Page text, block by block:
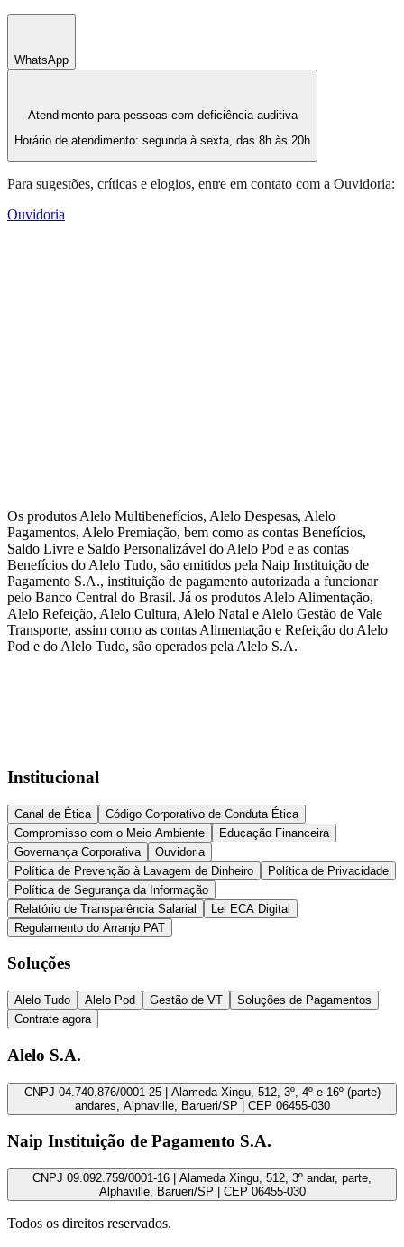
WhatsApp
Atendimento para pessoas com deficiência auditiva
Horário de atendimento: segunda à sexta, das 8h às 20h
Para sugestões, críticas e elogios, entre em contato com a Ouvidoria:
Ouvidoria
Os produtos Alelo Multibenefícios, Alelo Despesas, Alelo
Pagamentos, Alelo Premiação, bem como as contas Benefícios,
Saldo Livre e Saldo Personalizável do Alelo Pod e as contas
Benefícios do Alelo Tudo, são emitidos pela Naip Instituição de
Pagamento S.A., instituição de pagamento autorizada a funcionar
pelo Banco Central do Brasil. Já os produtos Alelo Alimentação,
Alelo Refeição, Alelo Cultura, Alelo Natal e Alelo Gestão de Vale
Transporte, assim como as contas Alimentação e Refeição do Alelo
Pod e do Alelo Tudo, são operados pela Alelo S.A.
Institucional
Canal de Ética
Código Corporativo de Conduta Ética
Compromisso com o Meio Ambiente
Educação Financeira
Governança Corporativa
Ouvidoria
Política de Prevenção à Lavagem de Dinheiro
Política de Privacidade
Política de Segurança da Informação
Relatório de Transparência Salarial
Lei ECA Digital
Regulamento do Arranjo PAT
Soluções
Alelo Tudo Alelo Pod Gestão de VT
Soluções de Pagamentos
Contrate agora
Alelo S.A.
CNPJ 04.740.876/0001-25 | Alameda Xingu, 512, 3º, 4º e 16º (parte)
andares, Alphaville, Barueri/SP | CEP 06455-030
Naip Instituição de Pagamento S.A.
CNPJ 09.092.759/0001-16 | Alameda Xingu, 512, 3º andar, parte,
Alphaville, Barueri/SP | CEP 06455-030
Todos os direitos reservados.